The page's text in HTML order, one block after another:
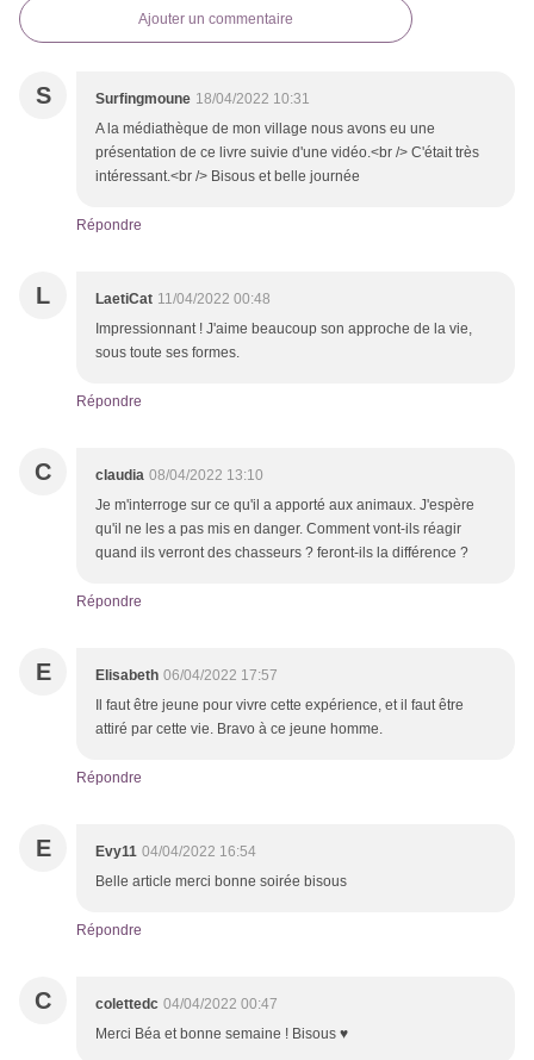
Ajouter un commentaire
S Surfingmoune 18/04/2022 10:31
A la médiathèque de mon village nous avons eu une
présentation de ce livre suivie d'une vidéo.<br /> C'était très
intéressant.<br /> Bisous et belle journée
Répondre
L LaetiCat 11/04/2022 00:48
Impressionnant ! J'aime beaucoup son approche de la vie,
sous toute ses formes.
Répondre
C claudia 08/04/2022 13:10
Je m'interroge sur ce qu'il a apporté aux animaux. J'espère
qu'il ne les a pas mis en danger. Comment vont-ils réagir
quand ils verront des chasseurs ? feront-ils la différence ?
Répondre
E Elisabeth 06/04/2022 17:57
Il faut être jeune pour vivre cette expérience, et il faut être
attiré par cette vie. Bravo à ce jeune homme.
Répondre
E Evy11 04/04/2022 16:54
Belle article merci bonne soirée bisous
Répondre
C colettedc 04/04/2022 00:47
Merci Béa et bonne semaine ! Bisous ♥